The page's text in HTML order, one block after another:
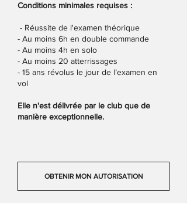
Conditions minimales requises :
- Réussite de l'examen théorique
- Au moins 6h en double commande
- Au moins 4h en solo
- Au moins 20 atterrissages
- 15 ans révolus le jour de l’examen en
vol
Elle n'est délivrée par le club que de
manière exceptionnelle.
OBTENIR MON AUTORISATION